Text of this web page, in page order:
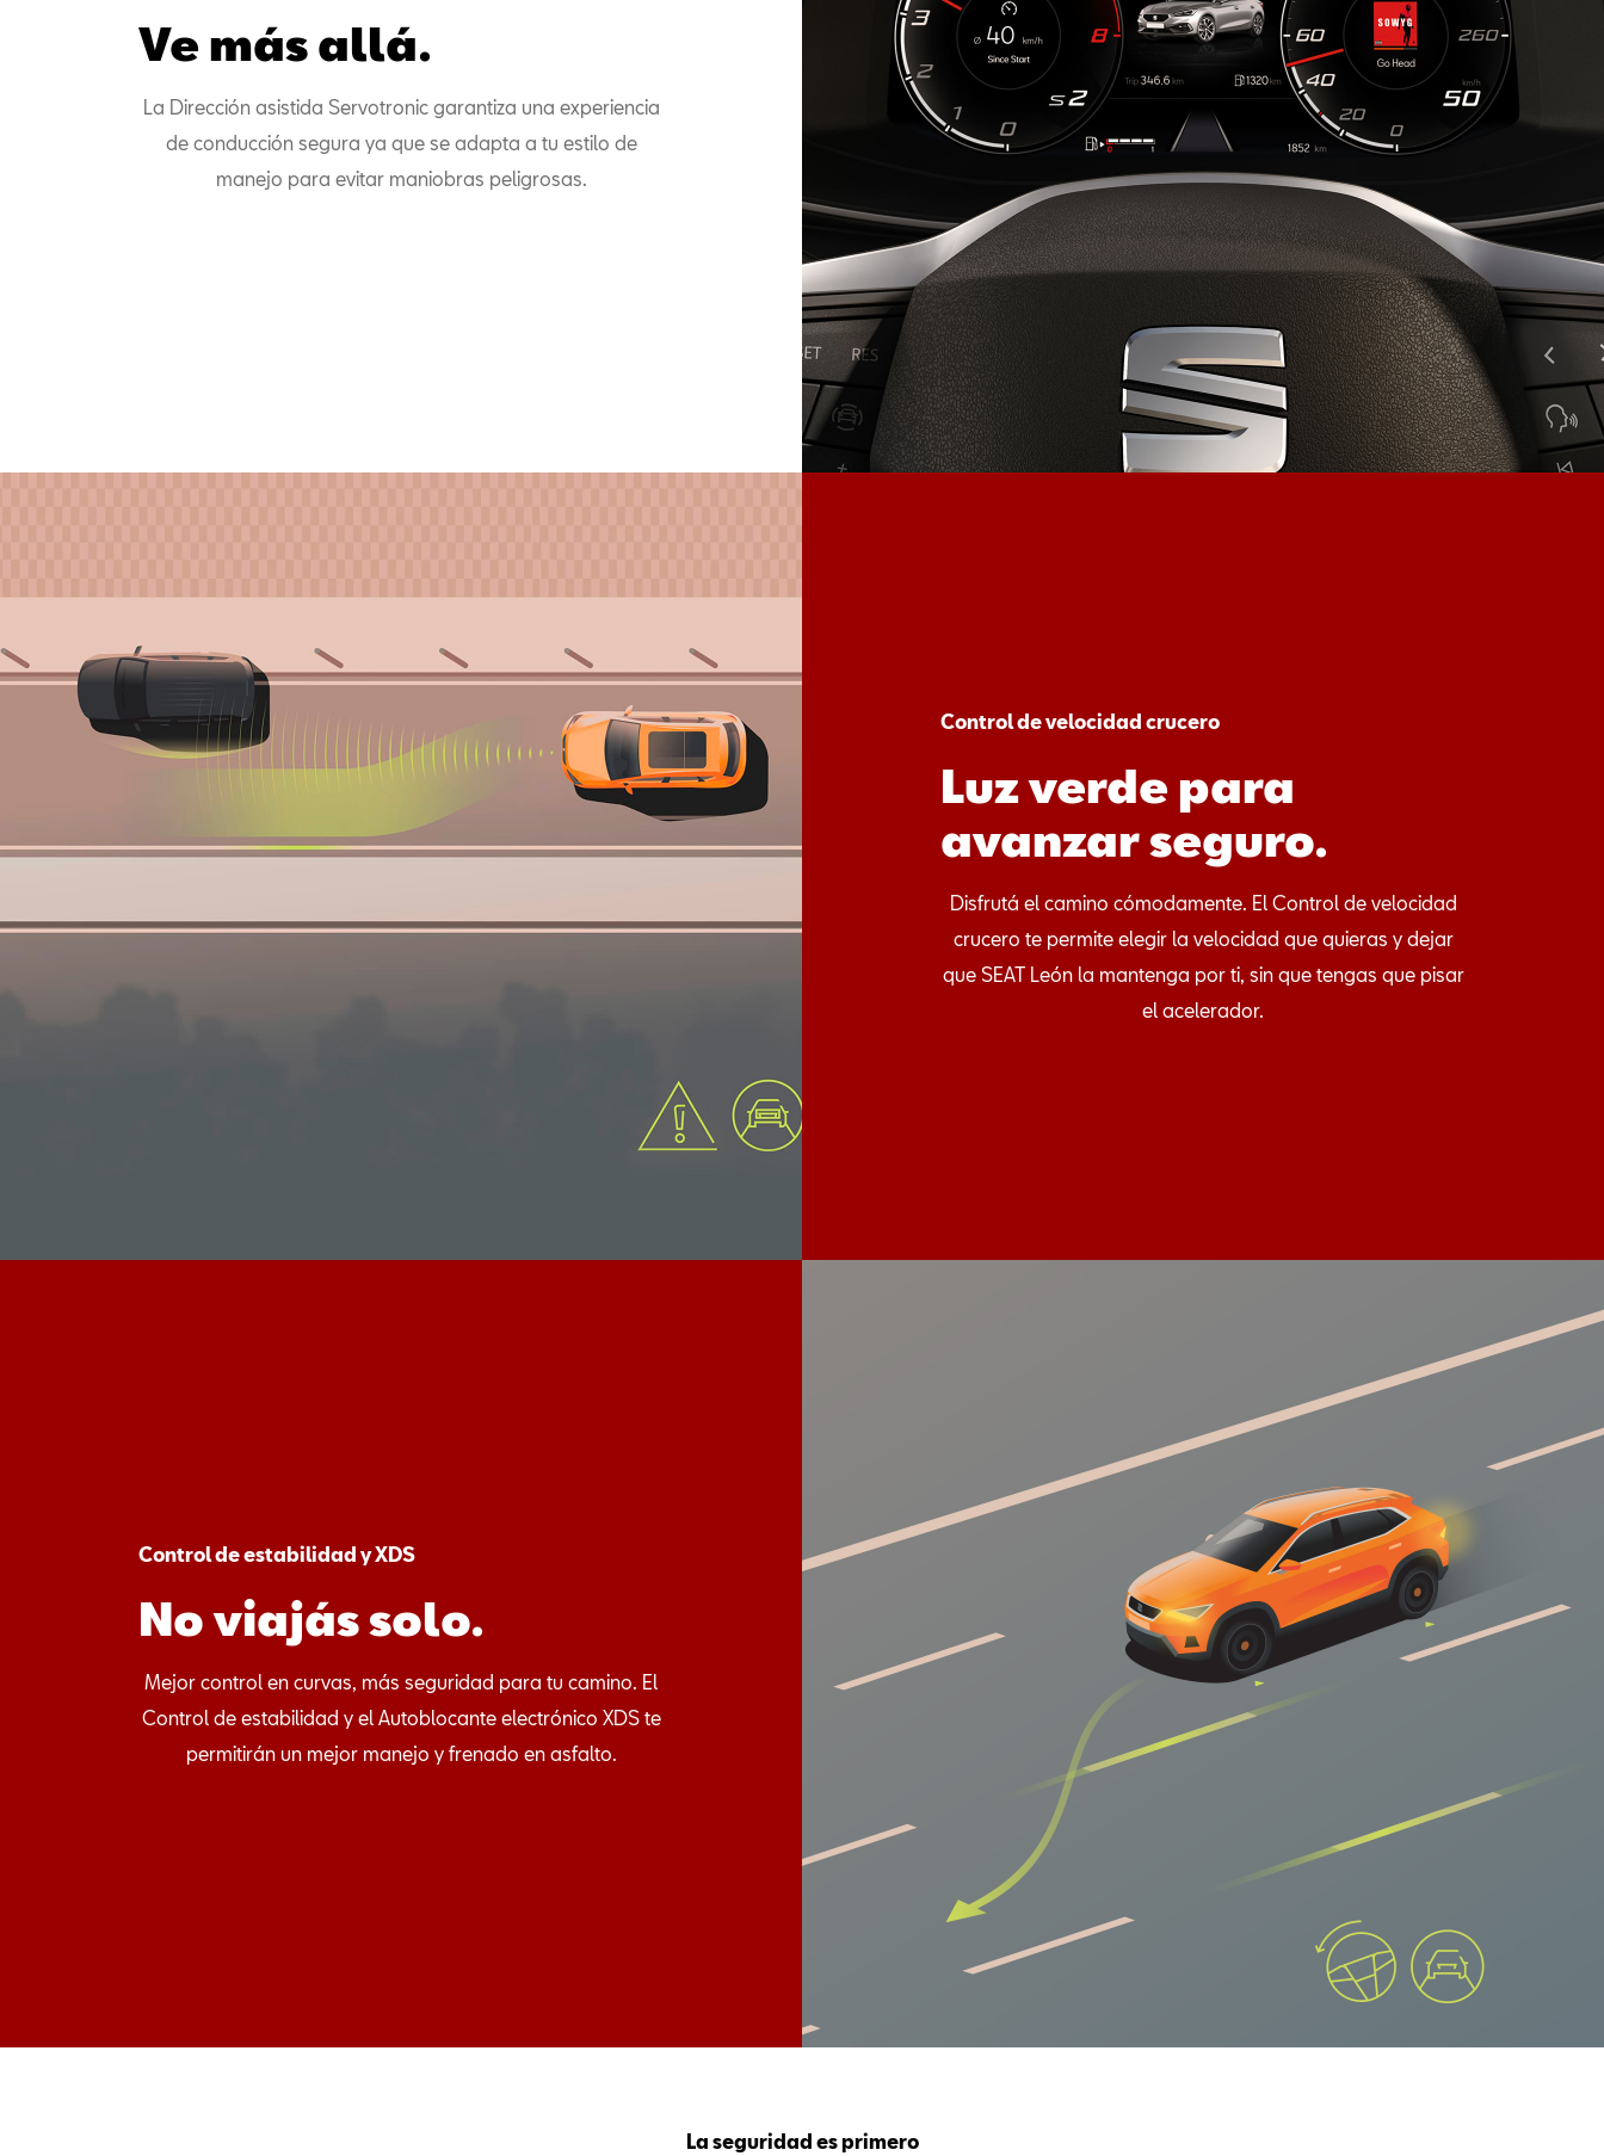
Ve más allá.
La Dirección asistida Servotronic garantiza una experiencia
de conducción segura ya que se adapta a tu estilo de
manejo para evitar maniobras peligrosas.
Control de velocidad crucero
Luz verde para
avanzar seguro.
Disfrutá el camino cómodamente. El Control de velocidad
crucero te permite elegir la velocidad que quieras y dejar
que SEAT León la mantenga por ti, sin que tengas que pisar
el acelerador.
Control de estabilidad y XDS
No viajás solo.
Mejor control en curvas, más seguridad para tu camino. El
Control de estabilidad y el Autoblocante electrónico XDS te
permitirán un mejor manejo y frenado en asfalto.
La seguridad es primero